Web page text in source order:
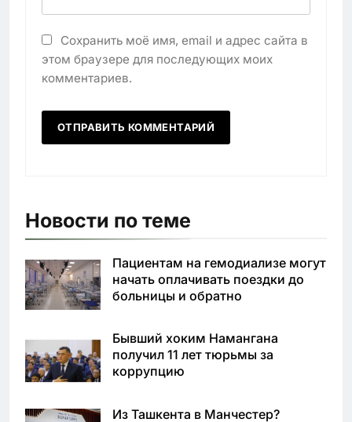
Сохранить моё имя, email и адрес сайта в
этом браузере для последующих моих
комментариев.
Новости по теме
Пациентам на гемодиализе могут
начать оплачивать поездки до
больницы и обратно
Бывший хоким Намангана
получил 11 лет тюрьмы за
коррупцию
Из Ташкента в Манчестер?